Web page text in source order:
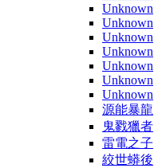
Unknown
Unknown
Unknown
Unknown
Unknown
Unknown
Unknown
源能暴龍
鬼戮獵者
雷電之子
絞世蟒後